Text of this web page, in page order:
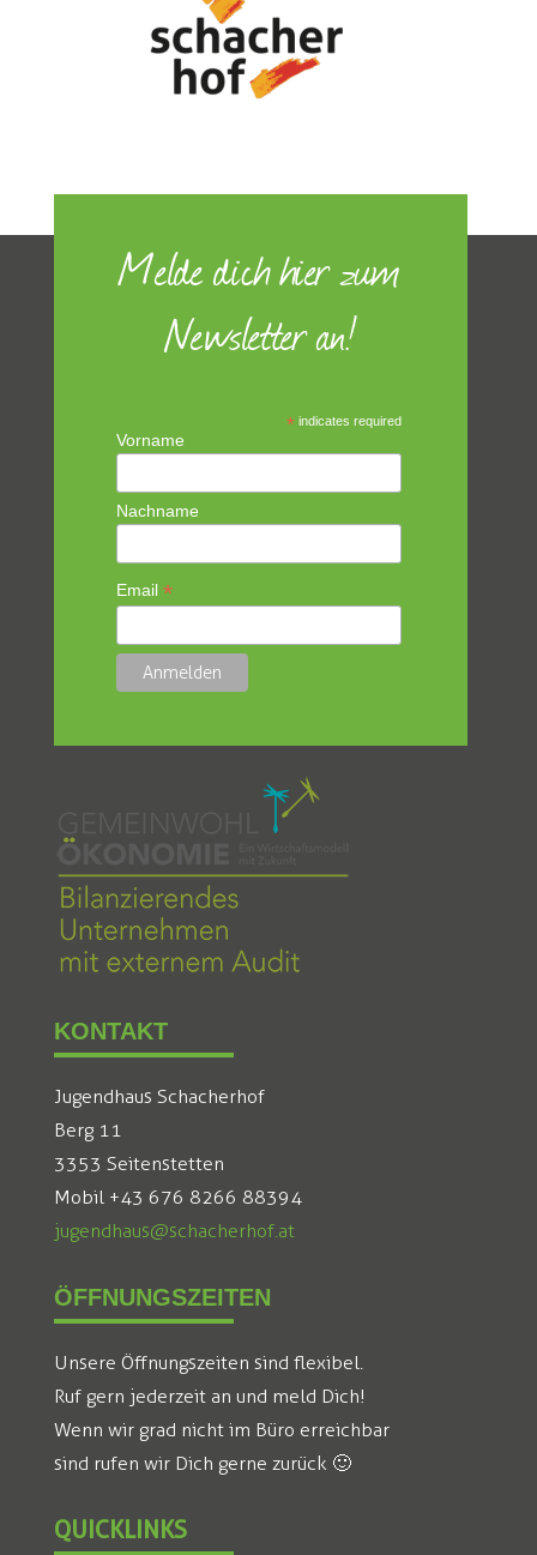
Melde dich hier zum
Newsletter an!
* indicates required
Vorname
Nachname
Email*
KONTAKT
Jugendhaus Schacherhof
Berg 11
3353 Seitenstetten
Mobil +43 676 8266 88394
jugendhaus@schacherhof.at
ÖFFNUNGSZEITEN
Unsere Öffnungszeiten sind flexibel.
Ruf gern jederzeit an und meld Dich!
Wenn wir grad nicht im Büro erreichbar
sind rufen wir Dich gerne zurück 🙂
QUICKLINKS